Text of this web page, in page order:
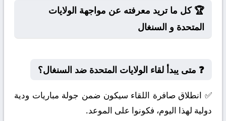
🏆 كل ما تريد معرفته عن مواجهة الولايات
المتحدة و السنغال
❓ متى يبدأ لقاء الولايات المتحدة ضد السنغال؟
✅ انطلاق صافرة اللقاء سيكون ضمن جولة مباريات ودية
دولية لهذا اليوم، فكونوا على الموعد.